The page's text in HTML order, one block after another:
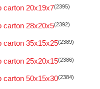
carton 20x19x7(2395)
carton 28x20x5(2392)
carton 35x15x25(2389)
carton 25x20x15(2386)
carton 50x15x30(2384)